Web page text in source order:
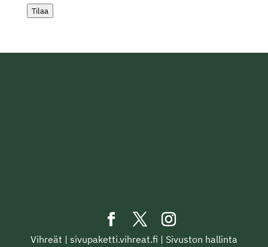
Tilaa
Vihreät | sivupaketti.vihreat.fi | Sivuston hallinta